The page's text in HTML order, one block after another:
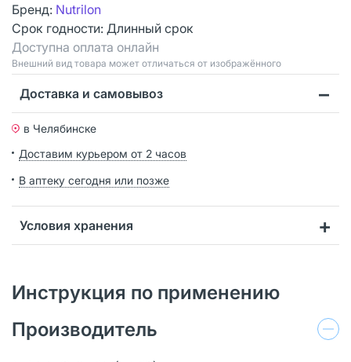
Бренд: Nutrilon
Срок годности: Длинный срок
Доступна оплата онлайн
Bнешний вид товара может отличаться от изображённого
Доставка и самовывоз
в Челябинске
Доставим курьером от 2 часов
В аптеку сегодня или позже
Условия хранения
Инструкция по применению
Производитель